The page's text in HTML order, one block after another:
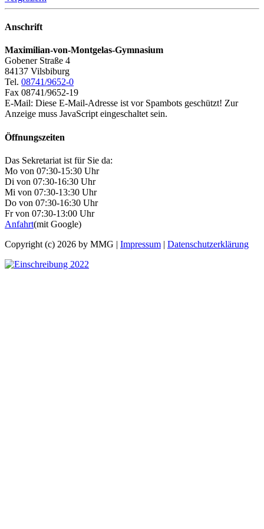
Anschrift
Maximilian-von-Montgelas-Gymnasium
Gobener Straße 4
84137 Vilsbiburg
Tel. 08741/9652-0
Fax 08741/9652-19
E-Mail: Diese E-Mail-Adresse ist vor Spambots geschützt! Zur
Anzeige muss JavaScript eingeschaltet sein.
Öffnungszeiten
Das Sekretariat ist für Sie da:
Mo von 07:30-15:30 Uhr
Di von 07:30-16:30 Uhr
Mi von 07:30-13:30 Uhr
Do von 07:30-16:30 Uhr
Fr von 07:30-13:00 Uhr
Anfahrt(mit Google)
Copyright (c) 2026 by MMG | Impressum | Datenschutzerklärung